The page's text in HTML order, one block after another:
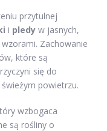
przytulnej
i pledy w jasnych,
Zachowanie
które są
się do
powietrzu.
wzbogaca
są rośliny o